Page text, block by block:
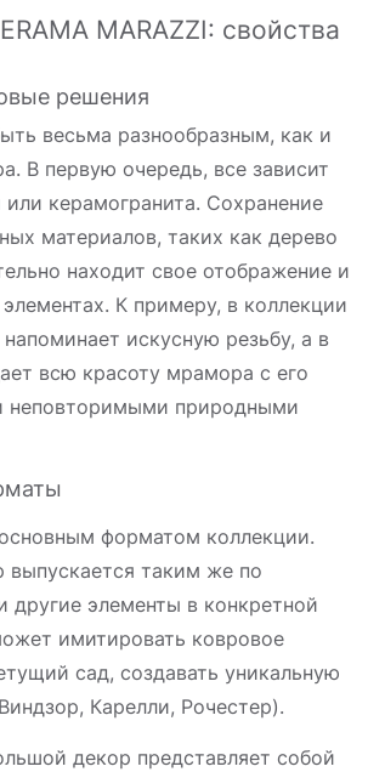
MARAZZI: свойства
решения
весьма разнообразным, как и
В первую очередь, все зависит
или керамогранита. Сохранение
материалов, таких как дерево
находит свое отображение и
К примеру, в коллекции
искусную резьбу, а в
всю красоту мрамора с его
неповторимыми природными
форматом коллекции.
выпускается таким же по
другие элементы в конкретной
имитировать ковровое
сад, создавать уникальную
Карелли, Рочестер).
декор представляет собой